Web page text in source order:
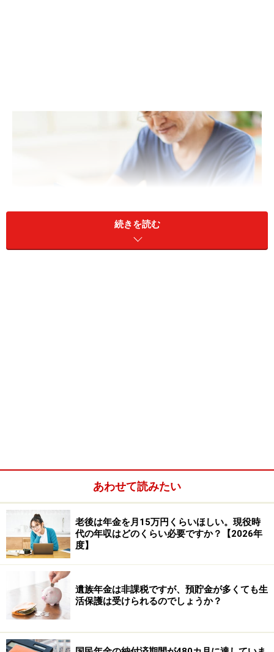
A：65歳以降に再就職しても「在職老齢年
金」で調整されなければ、年金額には影響
ありません
そもそも「特別支給の老齢厚生年金」とは1年以上厚生
年金加入期間がある人が、生年月日により60歳から64歳
までに報酬比例（老齢厚生年金）部分のみ受け取りを開
始して、65歳になるまで受給できる年金です。
続きを読む
あわせて読みたい
老後は年金を月15万円くらいほしい。現役時
代の年収はどのくらい必要ですか？【2026年
度】
遺族年金は非課税ですが、預貯金が多くても生
活保護は受けられるのでしょうか？